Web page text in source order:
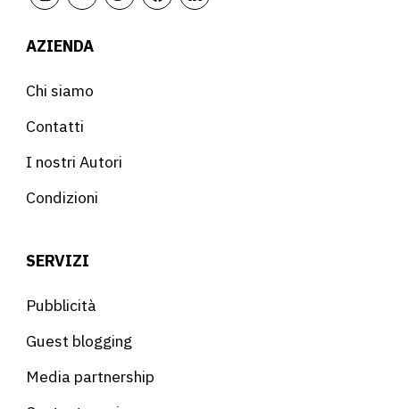
AZIENDA
Chi siamo
Contatti
I nostri Autori
Condizioni
SERVIZI
Pubblicità
Guest blogging
Media partnership